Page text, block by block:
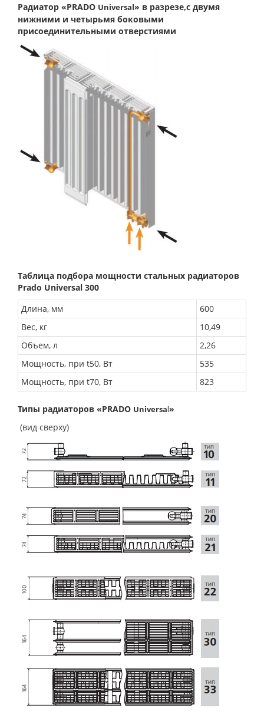
Радиатор «PRADO Universal» в разрезе,с двумя
нижними и четырьмя боковыми
присоединительными отверстиями
Таблица подбора мощности стальных радиаторов
Prado Universal 300
Длина, мм
600
Вес, кг
10,49
Объем, л
2,26
Мощность, при t50, Вт
535
Мощность, при t70, Вт
823
Типы радиаторов «PRADO Universal»
(вид сверху)